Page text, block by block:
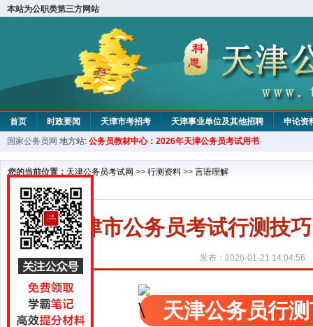
本站为公职类第三方网站
首页 时政要闻 天津市考招考 天津事业单位及其他招聘 申论资
教材中心
国家公务员网 地方站: 公务员教材中心：2026年天津公务员考试用书
您的当前位置： 天津公务员考试网 >> 行测资料 >> 言语理解
天津市公务员考试行测技
发布：2026-01-21 14:04:56
天津公务员行